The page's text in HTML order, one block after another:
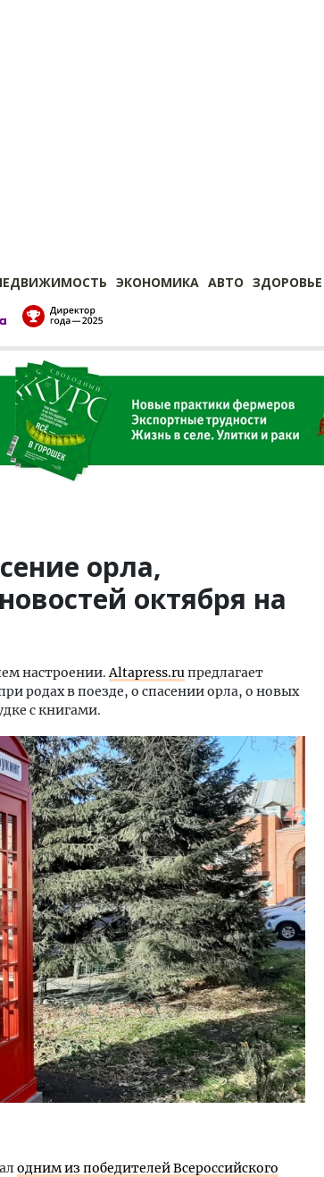
ЭКОНОМИКА АВТО ЗДОРОВЬЕ
орла,
октября на
настроении.Altapress.ruпредлагает
родах в поезде, о спасении орла, о новых
с книгами.
одним из победителей Всероссийского
начинается с
новым
Двухуровневые номера и
Каким будет новый бутик-
«Белкур» в Белокурихе
ДОМА И КВАРТИРЫ